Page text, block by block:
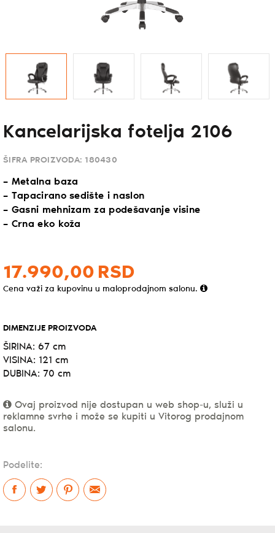
Kancelarijska fotelja 2106
ŠIFRA PROIZVODA: 180430
– Metalna baza
– Tapacirano sedište i naslon
– Gasni mehnizam za podešavanje visine
– Crna eko koža
17.990,00 RSD
Cena važi za kupovinu u maloprodajnom salonu.
DIMENZIJE PROIZVODA
ŠIRINA: 67 cm
VISINA: 121 cm
DUBINA: 70 cm
Ovaj proizvod nije dostupan u web shop-u, služi u
reklamne svrhe i može se kupiti u Vitorog prodajnom
salonu.
Podelite: